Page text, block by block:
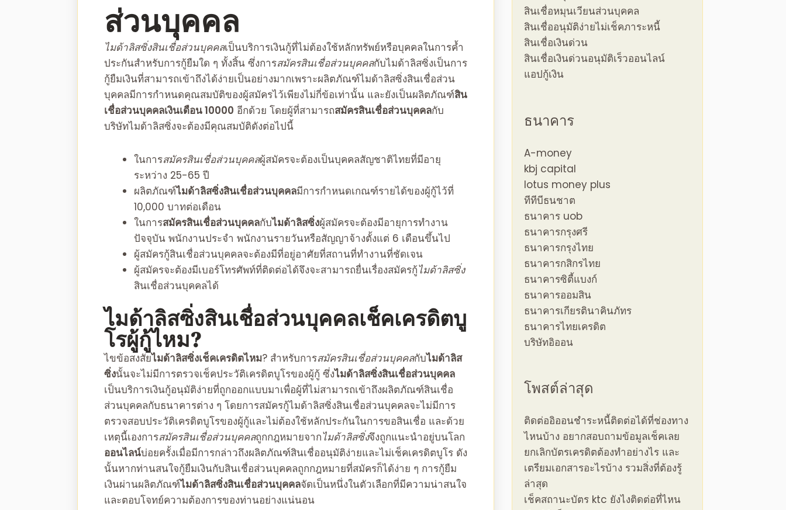
ส่วนบุคคล
ไมด้าลิสซิ่งสินเชื่อส่วนบุคคลเป็นบริการเงินกู้ที่ไม่ต้องใช้หลักทรัพย์หรือบุคคลในการค้ำ
ประกันสำหรับการกู้ยืมใด ๆ ทั้งสิ้น ซึ่งการสมัครสินเชื่อส่วนบุคคลกับไมด้าลิสซิ่งเป็นการ
กู้ยืมเงินที่สามารถเข้าถึงได้ง่ายเป็นอย่างมากเพราะผลิตภัณฑ์ไมด้าลิสซิ่งสินเชื่อส่วน
บุคคลมีการกำหนดคุณสมบัติของผู้สมัครไว้เพียงไม่กี่ข้อเท่านั้น และยังเป็นผลิตภัณฑ์สิน
เชื่อส่วนบุคคลเงินเดือน 10000 อีกด้วย โดยผู้ที่สามารถสมัครสินเชื่อส่วนบุคคลกับ
บริษัทไมด้าลิสซิ่งจะต้องมีคุณสมบัติดังต่อไปนี้
ในการสมัครสินเชื่อส่วนบุคคลผู้สมัครจะต้องเป็นบุคคลสัญชาติไทยที่มีอายุ
ระหว่าง 25-65 ปี
ผลิตภัณฑ์ไมด้าลิสซิ่งสินเชื่อส่วนบุคคลมีการกำหนดเกณฑ์รายได้ของผู้กู้ไว้ที่
10,000 บาทต่อเดือน
ในการสมัครสินเชื่อส่วนบุคคลกับไมด้าลิสซิ่งผู้สมัครจะต้องมีอายุการทำงาน
ปัจจุบัน พนักงานประจำ พนักงานรายวันหรือสัญญาจ้างตั้งแต่ 6 เดือนขึ้นไป
ผู้สมัครกู้สินเชื่อส่วนบุคคลจะต้องมีที่อยู่อาศัยที่สถานที่ทำงานที่ชัดเจน
ผู้สมัครจะต้องมีเบอร์โทรศัพท์ที่ติดต่อได้จึงจะสามารถยื่นเรื่องสมัครกู้ไมด้าลิสซิ่ง
สินเชื่อส่วนบุคคลได้
ไมด้าลิสซิ่งสินเชื่อส่วนบุคคลเช็คเครดิตบู
โรผู้กู้ไหม?
ไขข้อสงสัยไมด้าลิสซิ่งเช็คเครดิตไหม? สำหรับการสมัครสินเชื่อส่วนบุคคลกับไมด้าลิส
ซิ่งนั้นจะไม่มีการตรวจเช็คประวัติเครดิตบูโรของผู้กู้ ซึ่งไมด้าลิสซิ่งสินเชื่อส่วนบุคคล
เป็นบริการเงินกู้อนุมัติง่ายที่ถูกออกแบบมาเพื่อผู้ที่ไม่สามารถเข้าถึงผลิตภัณฑ์สินเชื่อ
ส่วนบุคคลกับธนาคารต่าง ๆ โดยการสมัครกู้ไมด้าลิสซิ่งสินเชื่อส่วนบุคคลจะไม่มีการ
ตรวจสอบประวัติเครดิตบูโรของผู้กู้และไม่ต้องใช้หลักประกันในการขอสินเชื่อ และด้วย
เหตุนี้เองการสมัครสินเชื่อส่วนบุคคลถูกกฎหมายจากไมด้าลิสซิ่งจึงถูกแนะนำอยู่บนโลก
ออนไลน์บ่อยครั้งเมื่อมีการกล่าวถึงผลิตภัณฑ์สินเชื่ออนุมัติง่ายและไม่เช็คเครดิตบูโร ดัง
นั้นหากท่านสนใจกู้ยืมเงินกับสินเชื่อส่วนบุคคลถูกกฎหมายที่สมัครก็ได้ง่าย ๆ การกู้ยืม
เงินผ่านผลิตภัณฑ์ไมด้าลิสซิ่งสินเชื่อส่วนบุคคลจัดเป็นหนึ่งในตัวเลือกที่มีความน่าสนใจ
และตอบโจทย์ความต้องการของท่านอย่างแน่นอน
สินเชื่อหมุนเวียนส่วนบุคคล
สินเชื่ออนุมัติง่ายไม่เช็คภาระหนี้
สินเชื่อเงินด่วน
สินเชื่อเงินด่วนอนุมัติเร็วออนไลน์
แอปกู้เงิน
ธนาคาร
A-money
kbj capital
lotus money plus
ทีทีบีธนชาต
ธนาคาร uob
ธนาคารกรุงศรี
ธนาคารกรุงไทย
ธนาคารกสิกรไทย
ธนาคารซิตี้แบงก์
ธนาคารออมสิน
ธนาคารเกียรตินาคินภัทร
ธนาคารไทยเครดิต
บริษัทอิออน
โพสต์ล่าสุด
ติดต่ออิออนชําระหนี้ติดต่อได้ที่ช่องทาง
ไหนบ้าง อยากสอบถามข้อมูลเช็คเลย
ยกเลิกบัตรเครดิตต้องทำอย่างไร และ
เตรียมเอกสารอะไรบ้าง รวมสิ่งที่ต้องรู้
ล่าสุด
เช็คสถานะบัตร ktc ยังไงติดต่อที่ไหน